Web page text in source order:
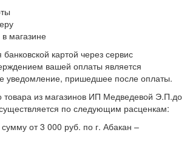
магазине
картой через сервис
вашей оплаты является
уведомление, пришедшее после оплаты.
товара из магазинов ИП Медведевой Э.П.до
по следующим расценкам:
от 3 000 руб. по г. Абакан –